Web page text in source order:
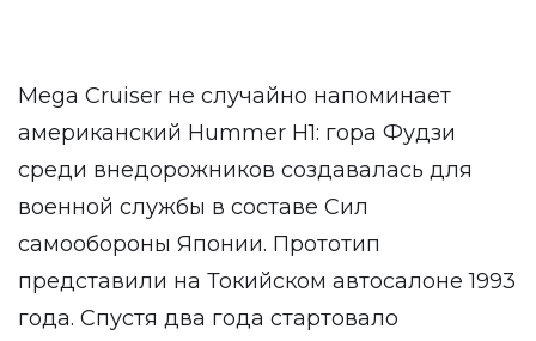
Mega Cruiser не случайно напоминает
американский Hummer H1: гора Фудзи
среди внедорожников создавалась для
военной службы в составе Сил
самообороны Японии. Прототип
представили на Токийском автосалоне 1993
года. Спустя два года стартовало